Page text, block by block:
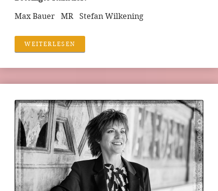
Max Bauer MR Stefan Wilkening
WEITERLESEN